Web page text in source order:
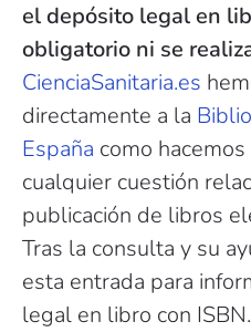
el depósito legal en
obligatorio ni se
CienciaSanitaria.es
directamente a la
España como
cualquier cuestión
publicación de libros
Tras la consulta y su
esta entrada para
legal en libro con ISBN.